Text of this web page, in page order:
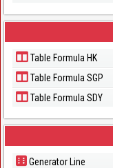
Table Formula HK
Table Formula SGP
Table Formula SDY
Generator Line